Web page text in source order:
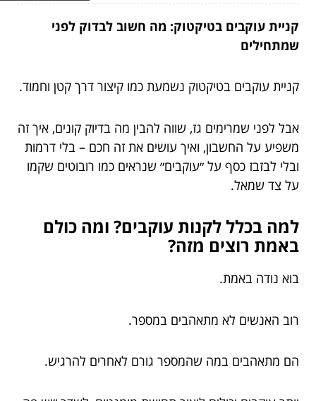
קניית עוקבים בטיקטוק: מה חשוב לבדוק לפני
שמתחילים
קניית עוקבים בטיקטוק נשמעת כמו קיצור דרך קטן וחמוד.
אבל לפני שמרימים גז, שווה להבין מה בדיוק קונים, איך זה
משפיע על החשבון, ואיך עושים את זה חכם – בלי דרמות
ובלי לבזבז כסף על ״עוקבים״ שנראים כמו רובוטים שקמו
על צד שמאל.
למה בכלל לקנות עוקבים? ומה כולם
באמת רוצים מזה?
בוא נודה באמת.
רוב האנשים לא מתאהבים במספר.
הם מתאהבים במה שהמספר גורם לאחרים להרגיש.